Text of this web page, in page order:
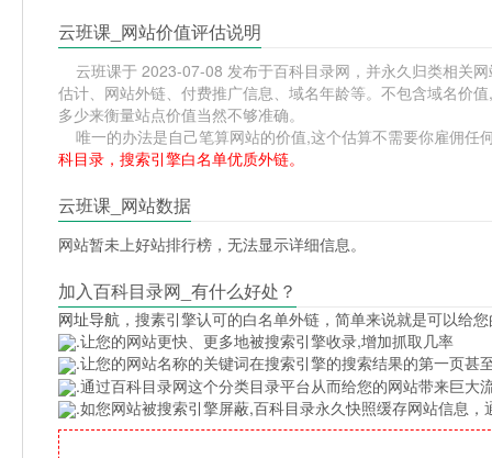
云班课_网站价值评估说明
云班课于 2023-07-08 发布于百科目录网，并永久归类相关
估计、网站外链、付费推广信息、域名年龄等。不包含域名价
多少来衡量站点价值当然不够准确。
唯一的办法是自己笔算网站的价值,这个估算不需要你雇佣任
科目录，搜索引擎白名单优质外链。
云班课_网站数据
网站暂未上好站排行榜，无法显示详细信息。
加入百科目录网_有什么好处？
网址导航 ，搜素引擎认可的白名单外链，简单来说就是可以给
.让您的网站更快、更多地被搜索引擎收录,增加抓取几率
.让您的网站名称的关键词在搜索引擎的搜索结果的第一页甚
.通过百科目录网这个分类目录平台从而给您的网站带来巨大
.如您网站被搜索引擎屏蔽,百科目录永久快照缓存网站信息